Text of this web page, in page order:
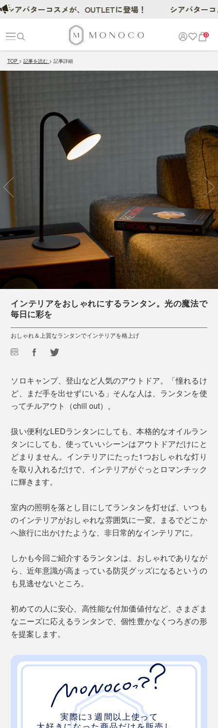
0
TOP 記事を読む 記事詳細
インテリアをおしゃれにするランタン。光の魔法で
毎日に彩を
おしゃれ＆上質なランタンでインテリアを格上げ
ソロキャンプ、登山など人気のアウトドア。「憧れるけ
ど、まだ手を出せずにいる」そんな人は、ランタンを使
ってチルアウト（chill out）。
扱い便利なLEDランタンにしても、本格的なオイルラン
タンにしても、使っていいシーンはアウトドアだけにと
どまりません。インテリアにたった1つおしゃれな灯り
を取り入れるだけで、インテリアがぐっとロマンチック
に輝きます。
室内の照明を落とし目にしてランタンを灯せば、いつも
のインテリアがおしゃれな雰囲気に一変。まるでどこか
へ旅行に出かけたような、非日常的なインテリアに。
しかも今回ご紹介するランタンは、おしゃれでありなが
ら、近年意識が高まっている防災グッズになるというの
も見逃せないところ。
初めての人に安心、高性能な付加価値付など、さまざま
なニーズに応えるランタンで、個性豊かなくつろぎの形
を提案します。
ーコスメが、OUTLETに登場！ シアバターコスメが